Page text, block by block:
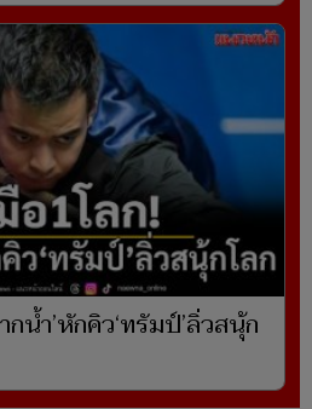
น้ำ’หักคิว‘ทรัมป์’ลิ่วสนุ้ก